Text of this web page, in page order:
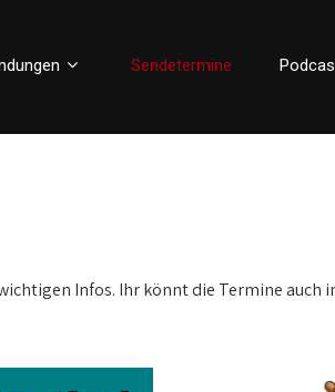
Sendetermine
Infos. Ihr könnt die Termine auch